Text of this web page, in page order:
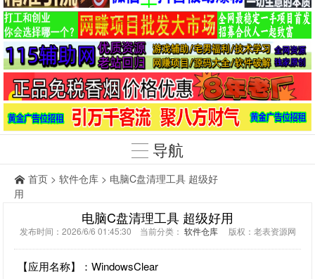
导航
首页 > 软件仓库 > 电脑C盘清理工具 超级好
用
电脑C盘清理工具 超级好用
发布时间：2026/6/6 01:45:30 当前分类： 软件仓库版权：老表资源网
【应用名称】：WindowsClear